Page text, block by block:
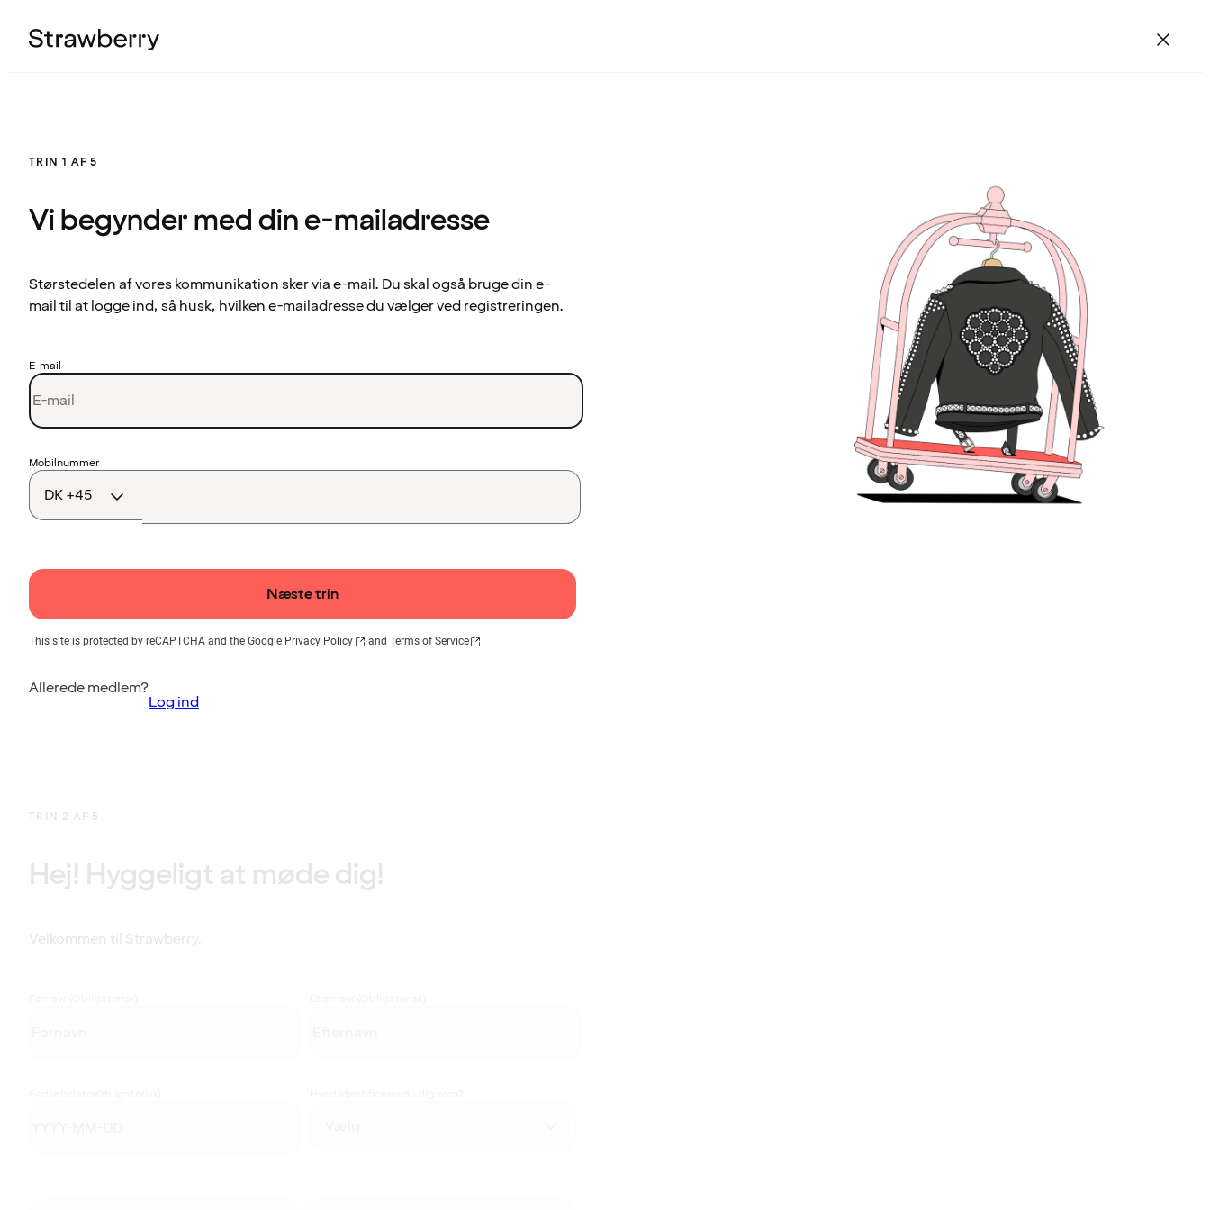
TRIN 1 AF 5
Vi begynder med din e-mailadresse
Størstedelen af vores kommunikation sker via e-mail. Du skal også bruge din e-
mail til at logge ind, så husk, hvilken e-mailadresse du vælger ved registreringen.
E-mail
Landekode
Mobilnummer
Næste trin
This site is protected by reCAPTCHA and the Google Privacy Policy and Terms of Service
Allerede medlem?
Log ind
TRIN 2 AF 5
Hej! Hyggeligt at møde dig!
Velkommen til Strawberry.